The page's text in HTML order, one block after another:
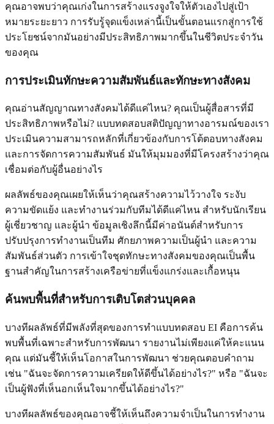
คุณอาจพบว่าคุณเก่งในการสร้างแรงจูงใจให้ตัวเองไปสู่เป้า
หมายระยะยาว การรับรู้จุดแข็งเหล่านี้เป็นขั้นตอนแรกสู่การใช้
ประโยชน์จากมันอย่างมีประสิทธิภาพมากขึ้นในชีวิตประจำวัน
ของคุณ
การประเมินทักษะความสัมพันธ์และทักษะทางสังคม
คุณอ่านสัญญาณทางสังคมได้ดีแค่ไหน? คุณเป็นผู้สื่อสารที่มี
ประสิทธิภาพหรือไม่? แบบทดสอบสติปัญญาทางอารมณ์ของเรา
ประเมินความสามารถหลักที่เกี่ยวข้องกับการโต้ตอบทางสังคม
และการจัดการความสัมพันธ์ มันให้มุมมองที่มีโครงสร้างว่าคุณ
เชื่อมต่อกับผู้อื่นอย่างไร
ผลลัพธ์ของคุณเผยให้เห็นว่าคุณสร้างความไว้วางใจ ระงับ
ความขัดแย้ง และทำงานร่วมกับทีมได้ดีแค่ไหน สำหรับนักเรียน
ผู้เชี่ยวชาญ และผู้นำ ข้อมูลเชิงลึกนี้มีค่าอนันต์สำหรับการ
ปรับปรุงการทำงานเป็นทีม ศักยภาพความเป็นผู้นำ และความ
สัมพันธ์ส่วนตัว การเข้าใจชุดทักษะทางสังคมของคุณเป็นพื้น
ฐานสำคัญในการสร้างเครือข่ายที่แข็งแกร่งและเกื้อหนุน
ค้นพบพื้นที่สำหรับการเติบโตส่วนบุคคล
บางทีผลลัพธ์ที่มีพลังที่สุดของการทำแบบทดสอบ EI คือการค้น
พบพื้นที่เฉพาะสำหรับการพัฒนา รายงานไม่เพียงแค่ให้คะแนน
คุณ แต่มันชี้ให้เห็นโอกาสในการพัฒนา ช่วยคุณตอบคำถาม
เช่น "ฉันจะจัดการความเครียดให้ดีขึ้นได้อย่างไร?" หรือ "ฉันจะ
เป็นผู้ฟังที่เห็นอกเห็นใจมากขึ้นได้อย่างไร?"
บางทีผลลัพธ์ของคุณอาจชี้ให้เห็นถึงความจำเป็นในการทำงาน